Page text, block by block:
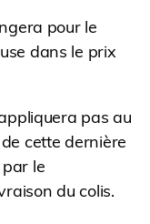
pour le
dans le prix
pas au
cette dernière
le
du colis.